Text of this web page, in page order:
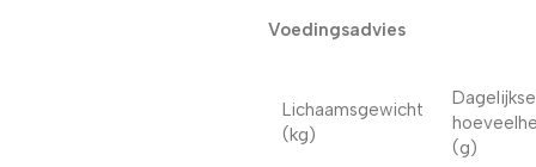
Voedingsadvies
Lichaamsgewicht
(kg)
Dagelijkse
(g)